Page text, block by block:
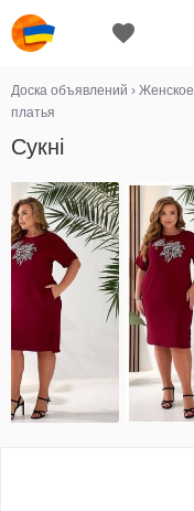
Доска объявлений › Женское
платья
Сукні